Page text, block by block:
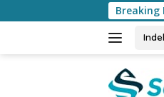
ke
Breaking
Keluarga Harus Luas?